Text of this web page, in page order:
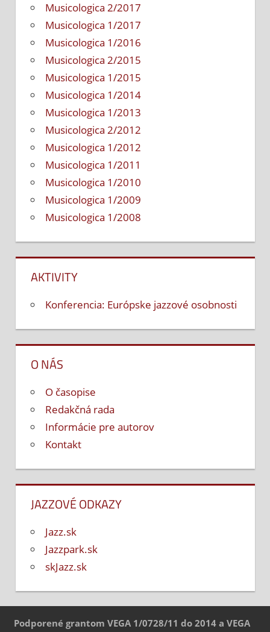
Musicologica 2/2017
Musicologica 1/2017
Musicologica 1/2016
Musicologica 2/2015
Musicologica 1/2015
Musicologica 1/2014
Musicologica 1/2013
Musicologica 2/2012
Musicologica 1/2012
Musicologica 1/2011
Musicologica 1/2010
Musicologica 1/2009
Musicologica 1/2008
AKTIVITY
Konferencia: Európske jazzové osobnosti
O NÁS
O časopise
Redakčná rada
Informácie pre autorov
Kontakt
JAZZOVÉ ODKAZY
Jazz.sk
Jazzpark.sk
skJazz.sk
Podporené grantom VEGA 1/0728/11 do 2014 a VEGA